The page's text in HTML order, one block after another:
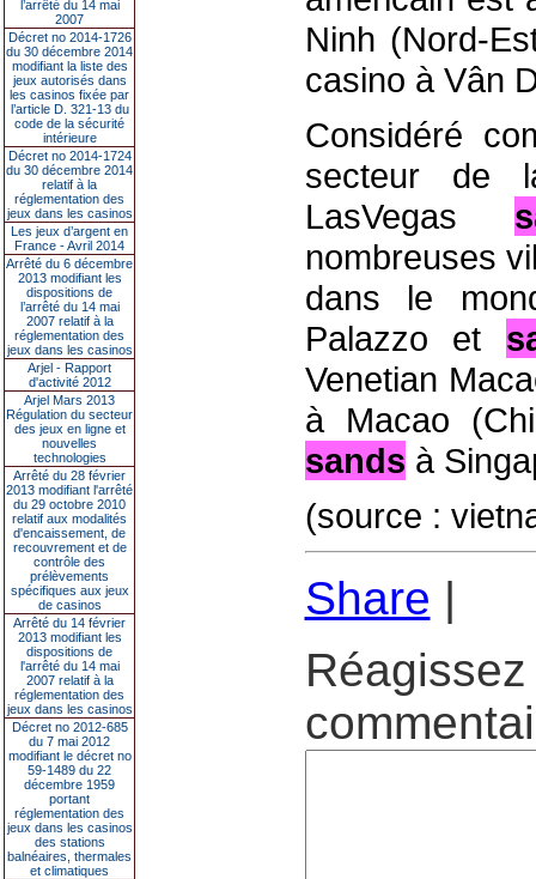
l’arrêté du 14 mai
2007
Décret no 2014-1726
du 30 décembre 2014
modifiant la liste des
jeux autorisés dans
les casinos fixée par
l’article D. 321-13 du
code de la sécurité
intérieure
Décret no 2014-1724
du 30 décembre 2014
relatif à la
réglementation des
jeux dans les casinos
Les jeux d’argent en
France - Avril 2014
Arrêté du 6 décembre
2013 modifiant les
dispositions de
l’arrêté du 14 mai
2007 relatif à la
réglementation des
jeux dans les casinos
Arjel - Rapport
d'activité 2012
Arjel Mars 2013
Régulation du secteur
des jeux en ligne et
nouvelles
technologies
Arrêté du 28 février
2013 modifiant l'arrêté
du 29 octobre 2010
relatif aux modalités
d'encaissement, de
recouvrement et de
contrôle des
prélèvements
spécifiques aux jeux
de casinos
Arrêté du 14 février
2013 modifiant les
dispositions de
l'arrêté du 14 mai
2007 relatif à la
réglementation des
jeux dans les casinos
Décret no 2012-685
du 7 mai 2012
modifiant le décret no
59-1489 du 22
décembre 1959
portant
réglementation des
jeux dans les casinos
des stations
balnéaires, thermales
et climatiques
Ninh (Nord-
casino à Vân
Considéré
secteur de
LasVegas
nombreuses
dans le
Palazzo et
Venetian
à Macao
sands à
(source :
Share |